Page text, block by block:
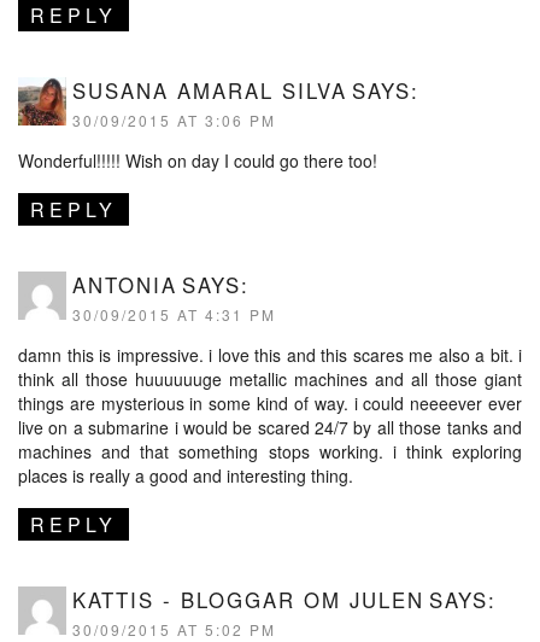
REPLY
SUSANA AMARAL SILVA SAYS:
30/09/2015 AT 3:06 PM
Wonderful!!!!! Wish on day I could go there too!
REPLY
ANTONIA SAYS:
30/09/2015 AT 4:31 PM
damn this is impressive. i love this and this scares me also a bit. i
think all those huuuuuuge metallic machines and all those giant
things are mysterious in some kind of way. i could neeeever ever
live on a submarine i would be scared 24/7 by all those tanks and
machines and that something stops working. i think exploring
places is really a good and interesting thing.
REPLY
KATTIS - BLOGGAR OM JULEN SAYS:
30/09/2015 AT 5:02 PM